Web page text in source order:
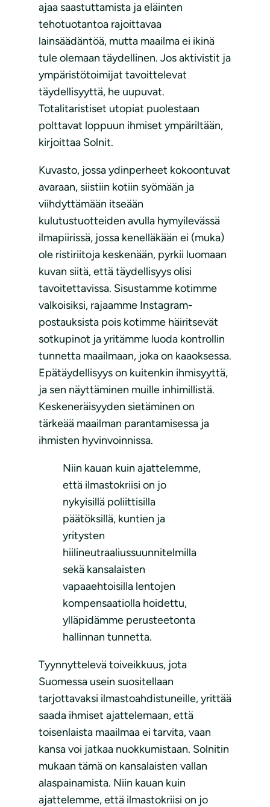
ajaa saastuttamista ja eläinten
tehotuotantoa rajoittavaa
lainsäädäntöä, mutta maailma ei ikinä
tule olemaan täydellinen. Jos aktivistit ja
ympäristötoimijat tavoittelevat
täydellisyyttä, he uupuvat.
Totalitaristiset utopiat puolestaan
polttavat loppuun ihmiset ympäriltään,
kirjoittaa Solnit.
Kuvasto, jossa ydinperheet kokoontuvat
avaraan, siistiin kotiin syömään ja
viihdyttämään itseään
kulutustuotteiden avulla hymyilevässä
ilmapiirissä, jossa kenelläkään ei (muka)
ole ristiriitoja keskenään, pyrkii luomaan
kuvan siitä, että täydellisyys olisi
tavoitettavissa. Sisustamme kotimme
valkoisiksi, rajaamme Instagram-
postauksista pois kotimme häiritsevät
sotkupinot ja yritämme luoda kontrollin
tunnetta maailmaan, joka on kaaoksessa.
Epätäydellisyys on kuitenkin ihmisyyttä,
ja sen näyttäminen muille inhimillistä.
Keskeneräisyyden sietäminen on
tärkeää maailman parantamisessa ja
ihmisten hyvinvoinnissa.
Niin kauan kuin ajattelemme,
että ilmastokriisi on jo
nykyisillä poliittisilla
päätöksillä, kuntien ja
yritysten
hiilineutraaliussuunnitelmilla
sekä kansalaisten
vapaaehtoisilla lentojen
kompensaatiolla hoidettu,
ylläpidämme perusteetonta
hallinnan tunnetta.
Tyynnyttelevä toiveikkuus, jota
Suomessa usein suositellaan
tarjottavaksi ilmastoahdistuneille, yrittää
saada ihmiset ajattelemaan, että
toisenlaista maailmaa ei tarvita, vaan
kansa voi jatkaa nuokkumistaan. Solnitin
mukaan tämä on kansalaisten vallan
alaspainamista. Niin kauan kuin
ajattelemme, että ilmastokriisi on jo